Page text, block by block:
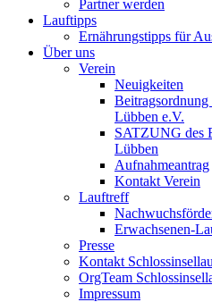
Partner werden
Lauftipps
Ernährungstipps für
Über uns
Verein
Neuigkeiten
Beitragsordnung
Lübben e.V.
SATZUNG des
Lübben
Aufnahmeantrag
Kontakt Verein
Lauftreff
Erwachsenen-
Presse
Kontakt
OrgTeam
Impressum